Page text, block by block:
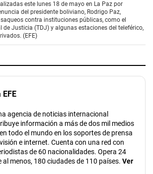
este lunes 18 de mayo en La Paz por
del presidente boliviano, Rodrigo Paz,
contra instituciones públicas, como el
de Justicia (TDJ) y algunas estaciones del teleférico,
(EFE)
agencia de noticias internacional
información a más de dos mil medios
todo el mundo en los soportes de prensa
e internet. Cuenta con una red con
de 60 nacionalidades. Opera 24
al menos, 180 ciudades de 110 países. Ver